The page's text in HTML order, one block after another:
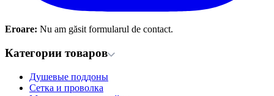
Eroare: Nu am găsit formularul de contact.
Категории товаров
Душевые поддоны
Сетка и проволка